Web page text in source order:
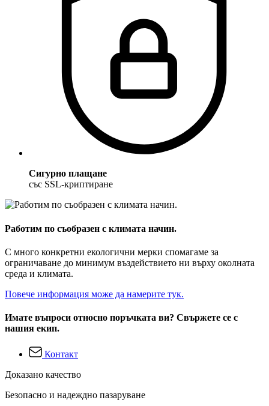
Сигурно плащане
със SSL-криптиране
Работим по съобразен с климата начин.
С много конкретни екологични мерки спомагаме за
ограничаване до минимум въздействието ни върху околната
среда и климата.
Повече информация може да намерите тук.
Имате въпроси относно поръчката ви? Свържете се с
нашия екип.
Контакт
Доказано качество
Безопасно и надеждно пазаруване